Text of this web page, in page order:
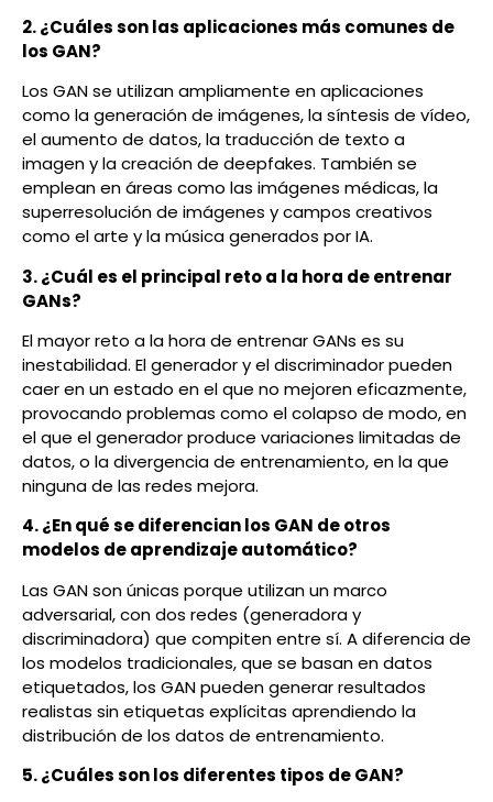
2. ¿Cuáles son las aplicaciones más comunes de
los GAN?
Los GAN se utilizan ampliamente en aplicaciones
como la generación de imágenes, la síntesis de vídeo,
el aumento de datos, la traducción de texto a
imagen y la creación de deepfakes. También se
emplean en áreas como las imágenes médicas, la
superresolución de imágenes y campos creativos
como el arte y la música generados por IA.
3. ¿Cuál es el principal reto a la hora de entrenar
GANs?
El mayor reto a la hora de entrenar GANs es su
inestabilidad. El generador y el discriminador pueden
caer en un estado en el que no mejoren eficazmente,
provocando problemas como el colapso de modo, en
el que el generador produce variaciones limitadas de
datos, o la divergencia de entrenamiento, en la que
ninguna de las redes mejora.
4. ¿En qué se diferencian los GAN de otros
modelos de aprendizaje automático?
Las GAN son únicas porque utilizan un marco
adversarial, con dos redes (generadora y
discriminadora) que compiten entre sí. A diferencia de
los modelos tradicionales, que se basan en datos
etiquetados, los GAN pueden generar resultados
realistas sin etiquetas explícitas aprendiendo la
distribución de los datos de entrenamiento.
5. ¿Cuáles son los diferentes tipos de GAN?